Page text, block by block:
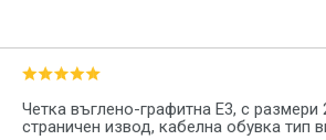
Четка въглено-графитна E3, с
страничен извод, кабелна обувка тип